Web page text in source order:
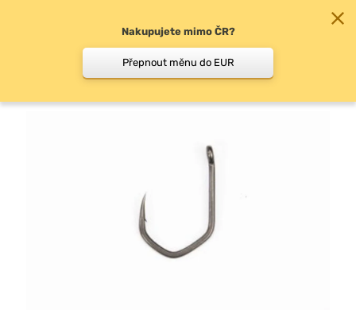
Háčky s očkem
Nakupujete mimo ČR?
Přepnout měnu do EUR